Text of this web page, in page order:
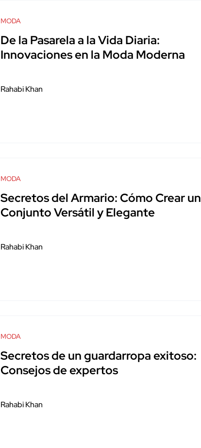
MODA
De la Pasarela a la Vida Diaria:
Innovaciones en la Moda Moderna
Rahabi Khan
MODA
Secretos del Armario: Cómo Crear un
Conjunto Versátil y Elegante
Rahabi Khan
MODA
Secretos de un guardarropa exitoso:
Consejos de expertos
Rahabi Khan